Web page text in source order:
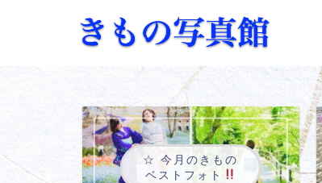
☆ 今月のきもの
ベストフォト